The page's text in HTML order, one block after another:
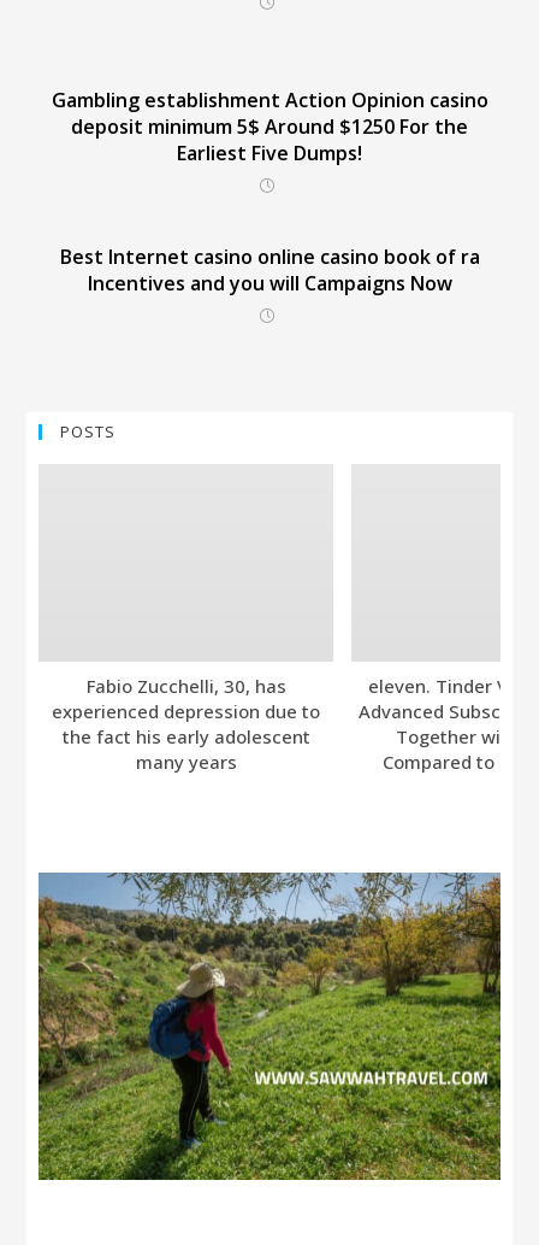
Gambling establishment Action Opinion casino
deposit minimum 5$ Around $1250 For the
Earliest Five Dumps!
Best Internet casino online casino book of ra
Incentives and you will Campaigns Now
POSTS
Fabio Zucchelli, 30, has
experienced depression due to
the fact his early adolescent
many years
eleven. Tinder
Advanced
Together with
Compared to